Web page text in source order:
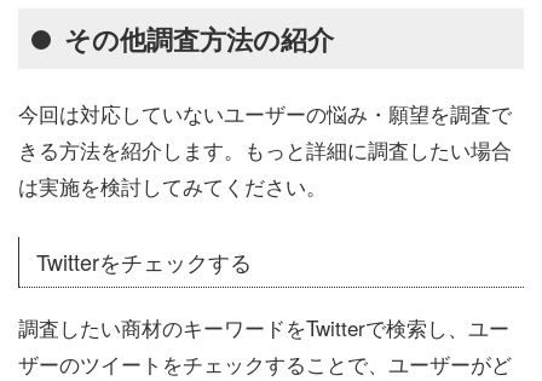
その他調査方法の紹介
今回は対応していないユーザーの悩み・願望を調査で
きる方法を紹介します。もっと詳細に調査したい場合
は実施を検討してみてください。
Twitterをチェックする
調査したい商材のキーワードをTwitterで検索し、ユー
ザーのツイートをチェックすることで、ユーザーがど